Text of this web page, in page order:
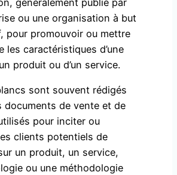
ou une organisation à but
pour promouvoir ou mettre
les caractéristiques d’une
produit ou d’un service.
sont souvent rédigés
documents de vente et de
pour inciter ou
clients potentiels de
un produit, un service,
ou une méthodologie